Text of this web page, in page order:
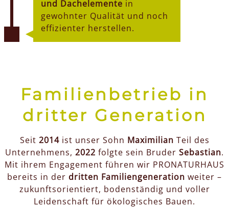
und Dachelemente in
gewohnter Qualität und noch
effizienter herstellen.
Familienbetrieb in
dritter Generation
Seit 2014ist unser Sohn Maximilian Teil des
Unternehmens, 2022 folgte sein Bruder Sebastian.
Mit ihrem Engagement führen wir PRONATURHAUS
bereits in der dritten Familiengeneration weiter –
zukunftsorientiert, bodenständig und voller
Leidenschaft für ökologisches Bauen.